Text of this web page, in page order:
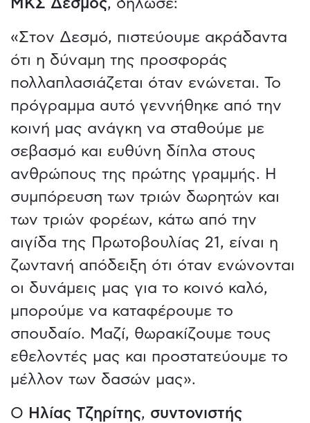
ΜΚΣ Δεσμός, δήλωσε:
«Στον Δεσμό, πιστεύουμε ακράδαντα
ότι η δύναμη της προσφοράς
πολλαπλασιάζεται όταν ενώνεται. Το
πρόγραμμα αυτό γεννήθηκε από την
κοινή μας ανάγκη να σταθούμε με
σεβασμό και ευθύνη δίπλα στους
ανθρώπους της πρώτης γραμμής. Η
συμπόρευση των τριών δωρητών και
των τριών φορέων, κάτω από την
αιγίδα της Πρωτοβουλίας 21, είναι η
ζωντανή απόδειξη ότι όταν ενώνονται
οι δυνάμεις μας για το κοινό καλό,
μπορούμε να καταφέρουμε το
σπουδαίο. Μαζί, θωρακίζουμε τους
εθελοντές μας και προστατεύουμε το
μέλλον των δασών μας».
Ο Ηλίας Τζηρίτης, συντονιστής